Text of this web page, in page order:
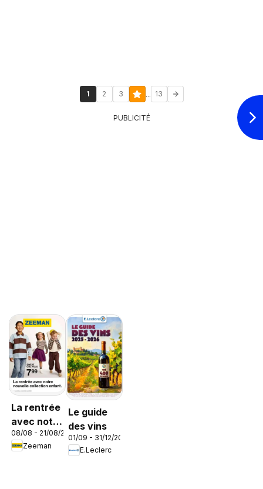
1 2 3 ... 13
PUBLICITÉ
La rentrée
avec notre
nouvelle
collection
08/08 - 21/08/2026
Zeeman
Le guide
des vins
01/09 - 31/12/2026
E.Leclerc